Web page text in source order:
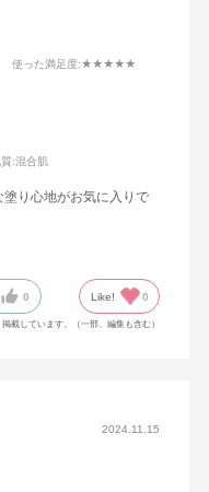
使った満足度:★★★★★
質:混合肌
り心地がお気に入りで
0 Like! 0
載しています。（一部、編集も含む）
2024.11.15